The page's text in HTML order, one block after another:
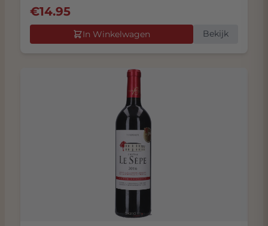
€14.95
In Winkelwagen Bekijk